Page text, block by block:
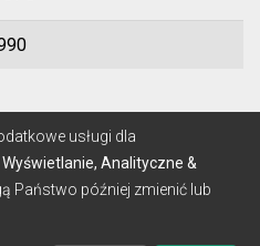
Lignumusługi dla
Analityczne &
Państwo później zmienić lub